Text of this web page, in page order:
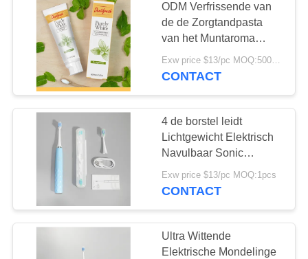
Te kauwen
Tandpastatablet
Tanden die
Tabletten witten
42
ODM Verfrissende van
de de Zorgtandpasta
van het Muntaroma
Mondelinge de
fabrieksprijs met
CONTACT
4 de borstel leidt
Lichtgewicht Elektrisch
Navulbaar Sonic
Toothbrush With Smart
Timer
Exw price $13/pc MOQ:1pcs
CONTACT
Ultra Wittende
Elektrische Mondelinge